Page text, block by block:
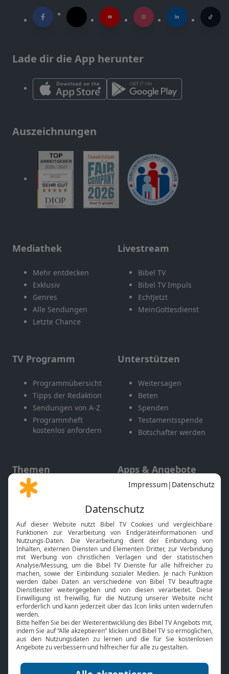
Lade dir die App herunter
Auszeichnungen
Mediathek
Mehr entdecken
Exklusiv
Genres
Alle Sendungen
Letzte Chance
Livestream
Bibel TV
Bibel TV Impuls
EchtJetzt
MeinGottesdienst
TV Programm
Programmübersicht
Tipps der Redaktion
Sendungen von A-Z
Programmheft
kostenlos anfordern
Unterstützen
Weitersagen
Beten
Spenden
Testamentsspende
Botschafter werden
Themen
Gott und Bibel erklärt
Neuigkeiten
Apps & Angebote
Mobile App
Smart TV
HbbTV
Bibelthek Online-Bibel
Nächster Gottesdienst
Bibel TV
Über uns
Jobs
Mediadaten
Service
Kontakt
TV-Empfang